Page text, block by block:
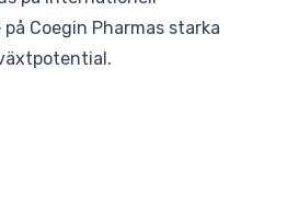
Coegin Pharmas starka